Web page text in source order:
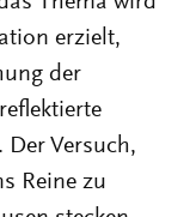
erzielt,
der
Versuch,
Reine zu